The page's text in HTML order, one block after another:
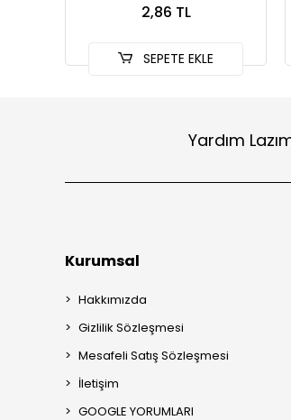
2,86 TL
SEPETE EKLE
Yardım
Kurumsal
Hakkımızda
Gizlilik Sözleşmesi
Mesafeli Satış Sözleşmesi
İletişim
GOOGLE YORUMLARI